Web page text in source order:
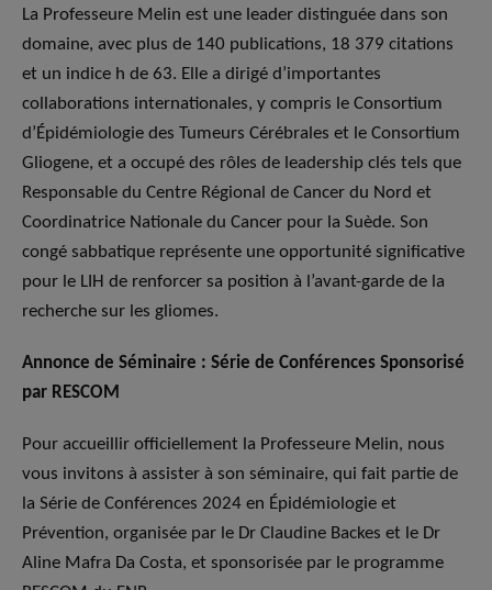
La Professeure Melin est une leader distinguée dans son
domaine, avec plus de 140 publications, 18 379 citations
et un indice h de 63. Elle a dirigé d’importantes
collaborations internationales, y compris le Consortium
d’Épidémiologie des Tumeurs Cérébrales et le Consortium
Gliogene, et a occupé des rôles de leadership clés tels que
Responsable du Centre Régional de Cancer du Nord et
Coordinatrice Nationale du Cancer pour la Suède. Son
congé sabbatique représente une opportunité significative
pour le LIH de renforcer sa position à l’avant-garde de la
recherche sur les gliomes.
Annonce de Séminaire : Série de Conférences Sponsorisé
par RESCOM
Pour accueillir officiellement la Professeure Melin, nous
vous invitons à assister à son séminaire, qui fait partie de
la Série de Conférences 2024 en Épidémiologie et
Prévention, organisée par le Dr Claudine Backes et le Dr
Aline Mafra Da Costa, et sponsorisée par le programme